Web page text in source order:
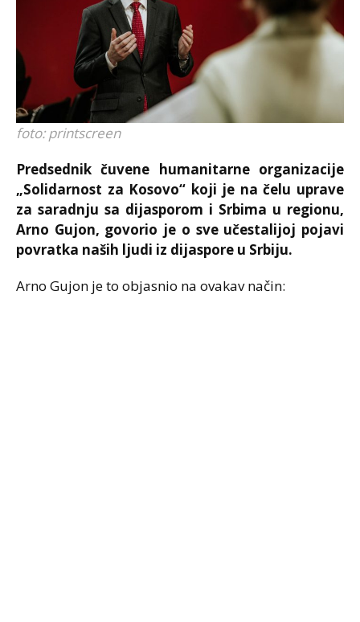
foto: printscreen
Predsednik čuvene humanitarne organizacije
„Solidarnost za Kosovo“ koji je na čelu uprave
za saradnju sa dijasporom i Srbima u regionu,
Arno Gujon, govorio je o sve učestalijoj pojavi
povratka naših ljudi iz dijaspore u Srbiju.
Arno Gujon je to objasnio na ovakav način: